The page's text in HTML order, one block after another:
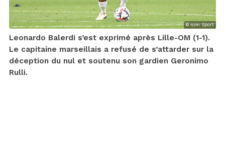
© Icon Sport
Leonardo Balerdi s’est exprimé après Lille-OM (1-1).
Le capitaine marseillais a refusé de s’attarder sur la
déception du nul et soutenu son gardien Geronimo
Rulli.